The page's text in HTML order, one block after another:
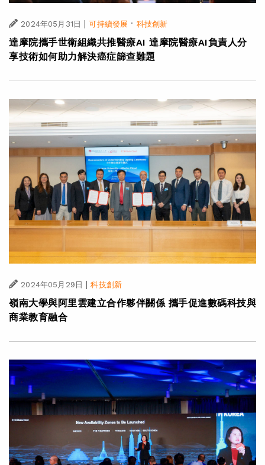
2024年05月31日 | 可持續發展 · 科技創新
達摩院攜手世衛組織共推醫療AI 達摩院醫療AI負責人分
享技術如何助力解決癌症篩查難題
2024年05月29日 | 科技創新
嶺南大學與阿里雲建立合作夥伴關係 攜手促進數碼科技與
商業教育融合